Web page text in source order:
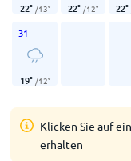
22° /13° 22° /12° 22°
31
19° /12°
Klicken Sie auf
erhalten